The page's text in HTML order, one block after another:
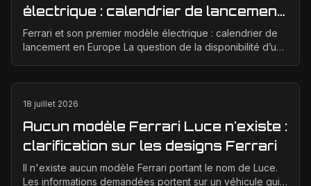
électrique : calendrier de lancement
en Europe
Ferrari et son premier modèle électrique : calendrier de
lancement en Europe La question de la disponibilité d’une
18 juillet 2026
Aucun modèle Ferrari Luce n'existe :
clarification sur les designs Ferrari
Il n'existe aucun modèle Ferrari portant le nom de Luce.
Les informations demandées portent sur un véhicule qui